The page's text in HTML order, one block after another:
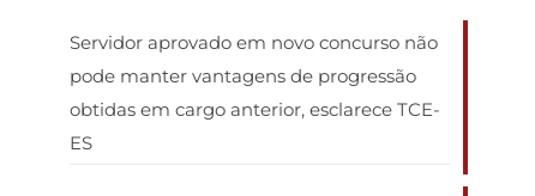
Servidor aprovado em novo concurso não
pode manter vantagens de progressão
obtidas em cargo anterior, esclarece TCE-
ES